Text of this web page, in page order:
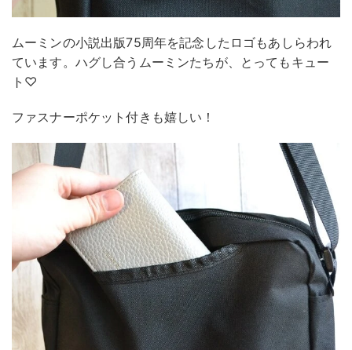
ムーミンの小説出版75周年を記念したロゴもあしらわれ
ています。ハグし合うムーミンたちが、とってもキュー
ト♡
ファスナーポケット付きも嬉しい！